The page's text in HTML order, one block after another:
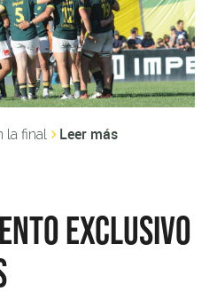
la final Leer más
exclusivo